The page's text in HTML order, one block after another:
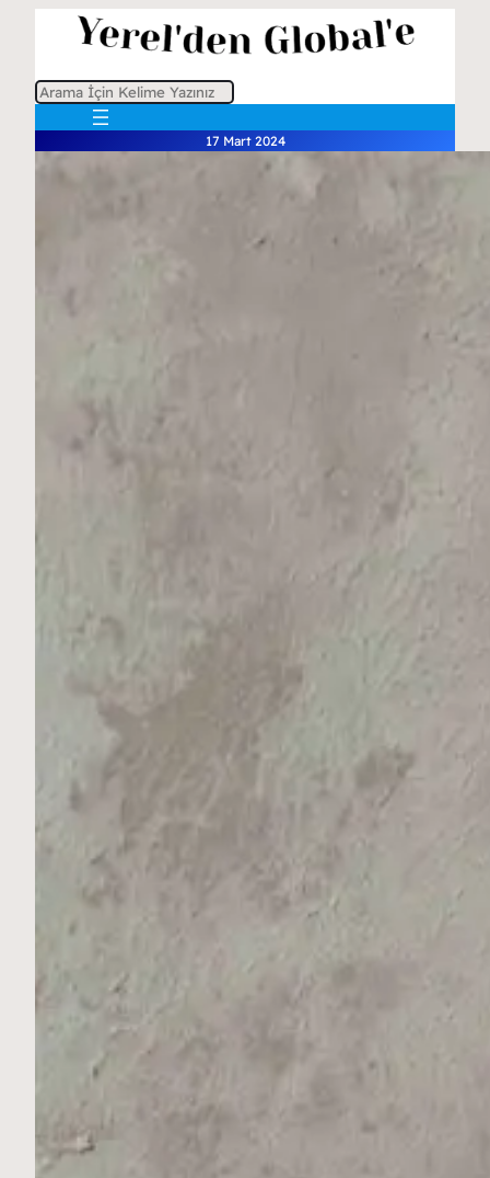
A
a
17 Mart 2024